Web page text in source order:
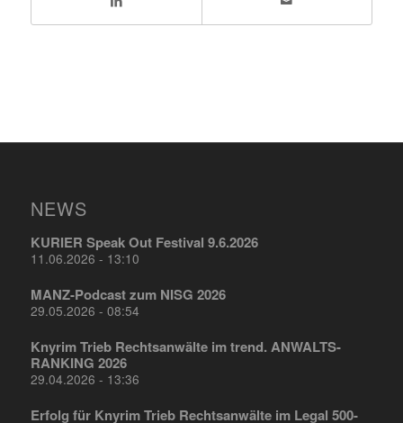
NEWS
KURIER Speak Out Festival 9.6.2026
11.06.2026 - 13:10
MANZ-Podcast zum NISG 2026
29.05.2026 - 08:54
Knyrim Trieb Rechtsanwälte im trend. ANWALTS-
RANKING 2026
29.04.2026 - 13:36
Erfolg für Knyrim Trieb Rechtsanwälte im Legal 500-